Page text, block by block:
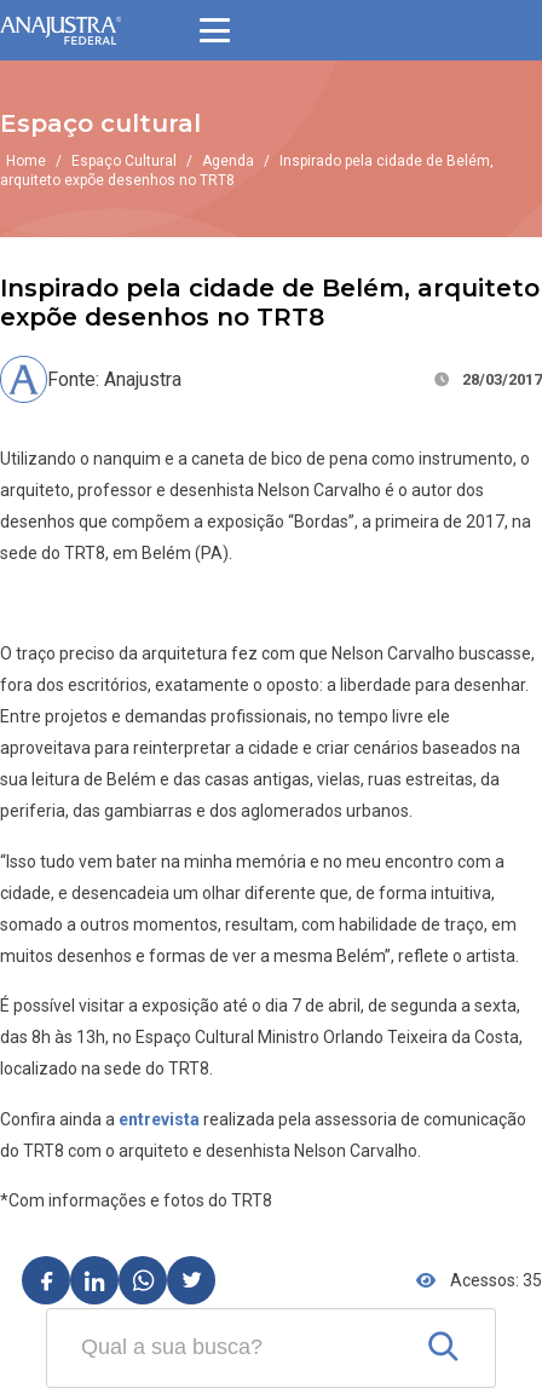
Espaço cultural
Home / Espaço Cultural / Agenda /
Inspirado pela cidade de Belém,
arquiteto expõe desenhos no TRT8
Inspirado pela cidade de Belém, arquiteto
expõe desenhos no TRT8
Fonte: Anajustra 28/03/2017
Utilizando o nanquim e a caneta de bico de pena como instrumento, o
arquiteto, professor e desenhista Nelson Carvalho é o autor dos
desenhos que compõem a exposição “Bordas”, a primeira de 2017, na
sede do TRT8, em Belém (PA).
O traço preciso da arquitetura fez com que Nelson Carvalho buscasse,
fora dos escritórios, exatamente o oposto: a liberdade para desenhar.
Entre projetos e demandas profissionais, no tempo livre ele
aproveitava para reinterpretar a cidade e criar cenários baseados na
sua leitura de Belém e das casas antigas, vielas, ruas estreitas, da
periferia, das gambiarras e dos aglomerados urbanos.
“Isso tudo vem bater na minha memória e no meu encontro com a
cidade, e desencadeia um olhar diferente que, de forma intuitiva,
somado a outros momentos, resultam, com habilidade de traço, em
muitos desenhos e formas de ver a mesma Belém”, reflete o artista.
É possível visitar a exposição até o dia 7 de abril, de segunda a sexta,
das 8h às 13h, no Espaço Cultural Ministro Orlando Teixeira da Costa,
localizado na sede do TRT8.
Confira ainda a entrevista realizada pela assessoria de comunicação
do TRT8 com o arquiteto e desenhista Nelson Carvalho.
*Com informações e fotos do TRT8
Acessos: 35